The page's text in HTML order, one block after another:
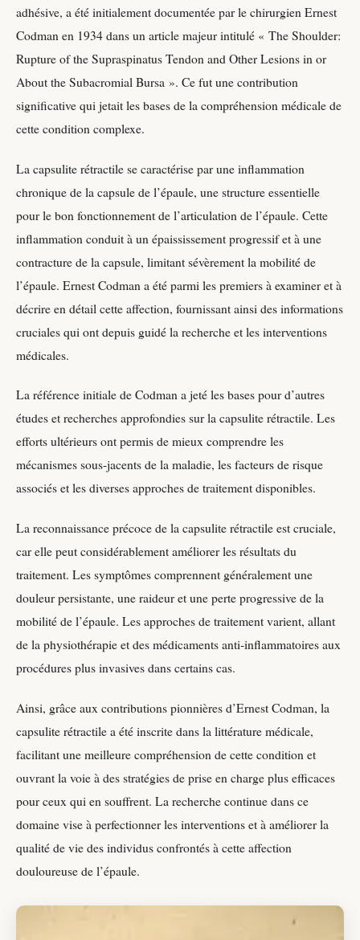
adhésive, a été initialement documentée par le chirurgien Ernest
Codman en 1934 dans un article majeur intitulé « The Shoulder:
Rupture of the Supraspinatus Tendon and Other Lesions in or
About the Subacromial Bursa ». Ce fut une contribution
significative qui jetait les bases de la compréhension médicale de
cette condition complexe.
La capsulite rétractile se caractérise par une inflammation
chronique de la capsule de l’épaule, une structure essentielle
pour le bon fonctionnement de l’articulation de l’épaule. Cette
inflammation conduit à un épaississement progressif et à une
contracture de la capsule, limitant sévèrement la mobilité de
l’épaule. Ernest Codman a été parmi les premiers à examiner et à
décrire en détail cette affection, fournissant ainsi des informations
cruciales qui ont depuis guidé la recherche et les interventions
médicales.
La référence initiale de Codman a jeté les bases pour d’autres
études et recherches approfondies sur la capsulite rétractile. Les
efforts ultérieurs ont permis de mieux comprendre les
mécanismes sous-jacents de la maladie, les facteurs de risque
associés et les diverses approches de traitement disponibles.
La reconnaissance précoce de la capsulite rétractile est cruciale,
car elle peut considérablement améliorer les résultats du
traitement. Les symptômes comprennent généralement une
douleur persistante, une raideur et une perte progressive de la
mobilité de l’épaule. Les approches de traitement varient, allant
de la physiothérapie et des médicaments anti-inflammatoires aux
procédures plus invasives dans certains cas.
Ainsi, grâce aux contributions pionnières d’Ernest Codman, la
capsulite rétractile a été inscrite dans la littérature médicale,
facilitant une meilleure compréhension de cette condition et
ouvrant la voie à des stratégies de prise en charge plus efficaces
pour ceux qui en souffrent. La recherche continue dans ce
domaine vise à perfectionner les interventions et à améliorer la
qualité de vie des individus confrontés à cette affection
douloureuse de l’épaule.